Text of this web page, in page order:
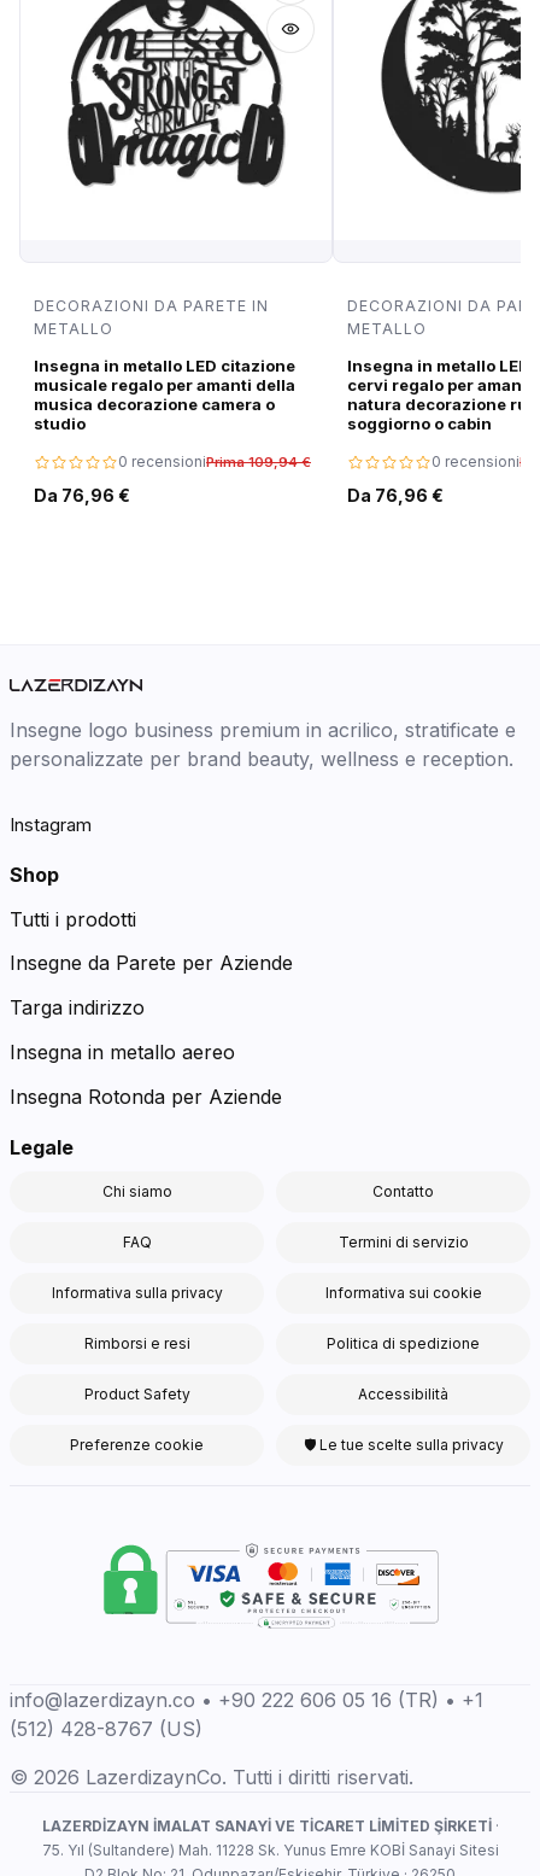
DECORAZIONI DA PARETE IN
METALLO
Insegna in metallo LED citazione
musicale regalo per amanti della
musica decorazione camera o
studio
0 recensioniPrima 109,94 €
Da 76,96 €
DECORAZIONI DA
METALLO
Insegna in metallo LED
cervi regalo per amanti
natura decorazione
soggiorno o cabin
0 recensioni
Da 76,96 €
Insegne logo business premium in acrilico, stratificate e
personalizzate per brand beauty, wellness e reception.
Instagram
Shop
Tutti i prodotti
Insegne da Parete per Aziende
Targa indirizzo
Insegna in metallo aereo
Insegna Rotonda per Aziende
Legale
Chi siamo Contatto
FAQ Termini di servizio
Informativa sulla privacy Informativa sui cookie
Rimborsi e resi Politica di spedizione
Product Safety Accessibilità
Preferenze cookie 🛡 Le tue scelte sulla privacy
info@lazerdizayn.co • +90 222 606 05 16 (TR) • +1
(512) 428-8767 (US)
© 2026 LazerdizaynCo. Tutti i diritti riservati.
LAZERDİZAYN İMALAT SANAYİ VE TİCARET LİMİTED ŞİRKETİ·
75. Yıl (Sultandere) Mah. 11228 Sk. Yunus Emre KOBİ Sanayi Sitesi